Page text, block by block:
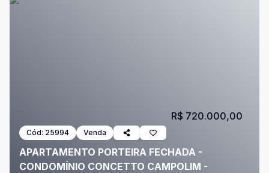
Cód: 25994 Venda
APARTAMENTO PORTEIRA FECHADA -
CONDOMÍNIO CONCETTO CAMPOLIM -
R$ 720.000,00